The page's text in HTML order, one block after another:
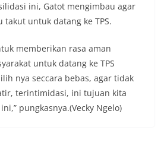
ini, Gatot mengimbau agar
takut untuk datang ke TPS.
memberikan rasa aman
untuk datang ke TPS
nya seccara bebas, agar tidak
terintimidasi, ini tujuan kita
pungkasnya.(Vecky Ngelo)